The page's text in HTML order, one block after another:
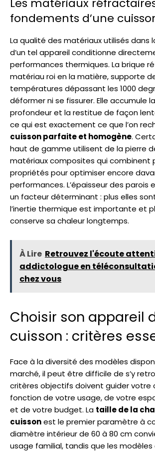
Les matériaux
fondements d’une
La qualité des matériaux utilisés dans
d’un tel appareil conditionne
performances thermiques. La brique
matériau roi en la matière, supporte
températures dépassant les 1000
déformer ni se fissurer. Elle accumule
profondeur et la restitue de façon
ce qui est exactement ce que l’on
cuisson parfaite et homogène.
haut de gamme utilisent de la pierre
matériaux composites qui combinent
propriétés pour optimiser encore
performances. L’épaisseur des parois
un facteur déterminant : plus elles
l’inertie thermique est importante et
conserve sa chaleur longtemps.
À Lire Retrouvez l'écoute
addictologue en
chez vous
Choisir son appareil
cuisson : critères
Face à la diversité des modèles
marché, il peut être difficile de s’y
critères objectifs doivent guider votre
fonction de votre usage, de votre
et de votre budget. La taille de la
cuissonest le premier paramètre à
diamètre intérieur de 60 à 80 cm
usage familial, tandis que les modèles